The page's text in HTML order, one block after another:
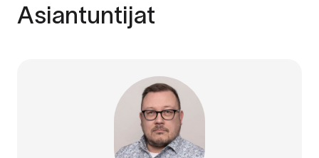
Asiantuntijat